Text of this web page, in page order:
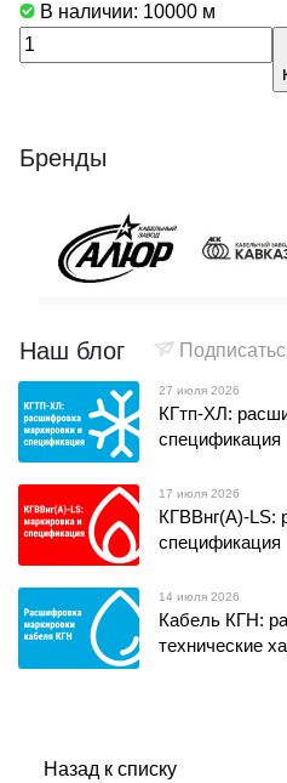
В наличии: 10000 м
Бренды
Наш блог
27 июля 2026
КГтп-ХЛ:
спецификация
17 июля 2026
КГВВнг(А)-LS:
спецификация
14 июля 2026
Кабель КГН:
технические
Назад к списку